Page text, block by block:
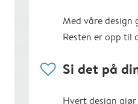
Med våre design
Resten er opp til
heart Si det på
Hvert design